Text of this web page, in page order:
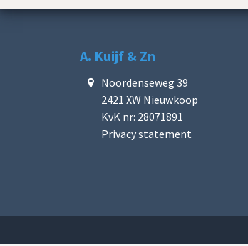
A. Kuijf & Zn
Noordenseweg 39
2421 XW Nieuwkoop
KvK nr: 28071891
Privacy statement